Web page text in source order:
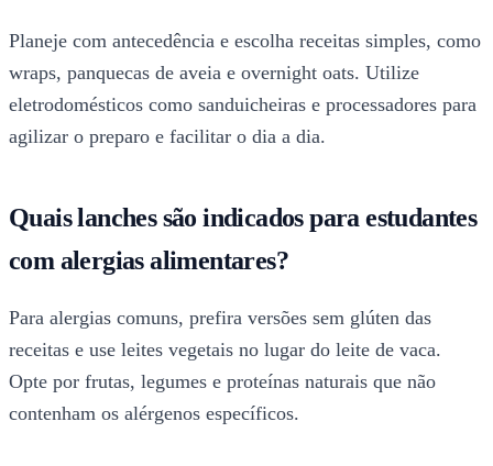
Planeje com antecedência e escolha receitas simples, como
wraps, panquecas de aveia e overnight oats. Utilize
eletrodomésticos como sanduicheiras e processadores para
agilizar o preparo e facilitar o dia a dia.
Quais lanches são indicados para estudantes
com alergias alimentares?
Para alergias comuns, prefira versões sem glúten das
receitas e use leites vegetais no lugar do leite de vaca.
Opte por frutas, legumes e proteínas naturais que não
contenham os alérgenos específicos.